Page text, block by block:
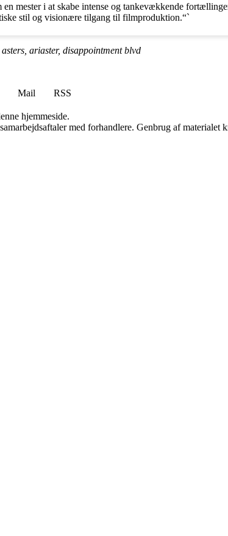
mester i at skabe intense og tankevækkende
stil og visionære tilgang til filmproduktion.“`
ariaster, disappointment blvd
Mail
RSS
hjemmeside.
med forhandlere. Genbrug af materialet